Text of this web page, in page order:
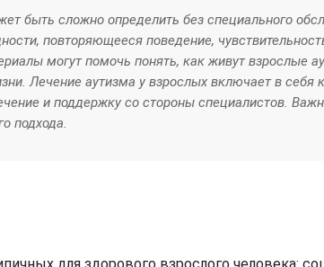
быть сложно определить без специального
повторяющееся поведение,
могут помочь понять, как живут взрослые
Лечение аутизма у взрослых включает в себя
и поддержку со стороны специалистов.
подхода.